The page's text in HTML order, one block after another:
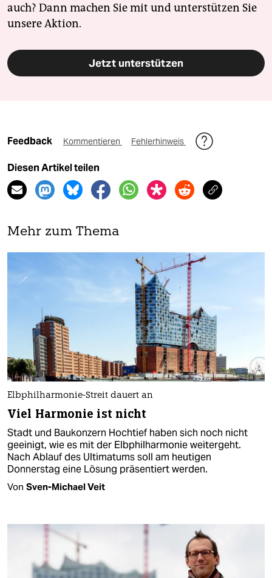
auch? Dann machen Sie mit und unterstützen Sie
unsere Aktion.
Jetzt unterstützen
Feedback Kommentieren Fehlerhinweis
Diesen Artikel teilen
Mehr zum Thema
Elbphilharmonie-Streit dauert an
Viel Harmonie ist nicht
Stadt und Baukonzern Hochtief haben sich noch nicht
geeinigt, wie es mit der Elbphilharmonie weitergeht.
Nach Ablauf des Ultimatums soll am heutigen
Donnerstag eine Lösung präsentiert werden.
Von Sven-Michael Veit